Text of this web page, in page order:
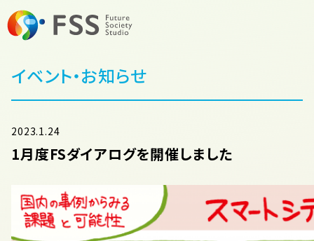
イベント・お知らせ
2023.1.24
1月度FSダイアログを開催しました